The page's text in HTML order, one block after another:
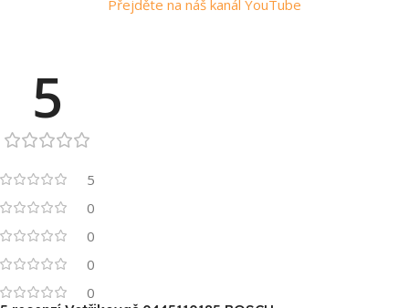
Přejděte na náš kanál YouTube
5
5
0
0
0
0